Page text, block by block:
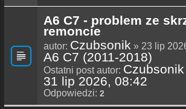
A6 C7 - problem ze
remoncie
autor: Czubsonik » 23 lip
A6 C7 (2011-2018)
Ostatni post autor: Czubsonik
31 lip 2026, 08:42
Odpowiedzi: 2